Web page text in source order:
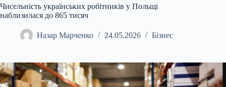
Чисельність українських робітників у Польщі
наблизилася до 865 тисяч
Назар Марченко 24.05.2026 Бізнес